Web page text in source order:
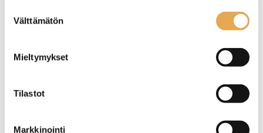
valinta
Välttämätön
Mieltymykset
Tilastot
Markkinointi
Aterinkori, ruskea